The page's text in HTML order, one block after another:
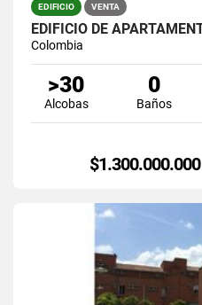
EDIFICIO VENTA
Colombia
>30
Alcobas
0
Baños
$1.300.000.000